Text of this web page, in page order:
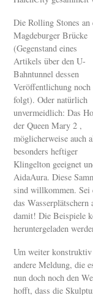
Die Rolling Stones an
Magdeburger Brücke
(Gegenstand eines
Artikels über den U-
Bahntunnel dessen
Veröffentlichung noch
folgt). Oder natürlich
unvermeidlich: Das
der Queen Mary 2 ,
möglicherweise auch
besonders heftiger
Klingelton geeignet
AidaAura. Diese
sind willkommen. Sei
das
damit! Die Beispiele
heruntergeladen
Um weiter
andere Meldung, die
nun doch noch den
hofft, dass die